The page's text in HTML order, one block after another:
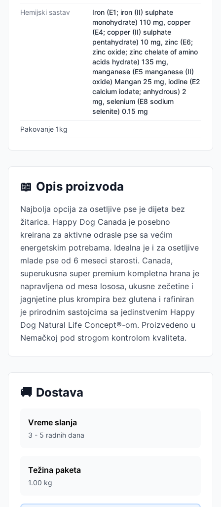
Hemijski sastav
Iron (E1; iron (II) sulphate
monohydrate) 110 mg, copper
(E4; copper (II) sulphate
pentahydrate) 10 mg, zinc (E6;
zinc oxide; zinc chelate of amino
acids hydrate) 135 mg,
manganese (E5 manganese (II)
oxide) Mangan 25 mg, iodine (E2
calcium iodate; anhydrous) 2
mg, selenium (E8 sodium
selenite) 0.15 mg
Pakovanje 1kg
📖 Opis proizvoda
Najbolja opcija za osetljive pse je dijeta bez
žitarica. Happy Dog Canada je posebno
kreirana za aktivne odrasle pse sa većim
energetskim potrebama. Idealna je i za osetljive
mlade pse od 6 meseci starosti. Canada,
superukusna super premium kompletna hrana je
napravljena od mesa lososa, ukusne zečetine i
jagnjetine plus krompira bez glutena i rafiniran
je prirodnim sastojcima sa jedinstvenim Happy
Dog Natural Life Concept®-om. Proizvedeno u
Nemačkoj pod strogom kontrolom kvaliteta.
🚚 Dostava
Vreme slanja
3 - 5 radnih dana
Težina paketa
1.00 kg